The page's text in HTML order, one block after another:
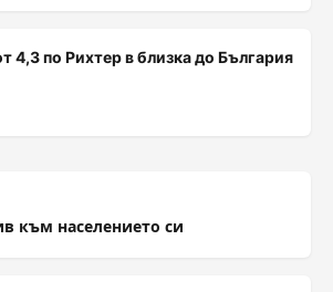
4,3 по Рихтер в близка до България
към населението си